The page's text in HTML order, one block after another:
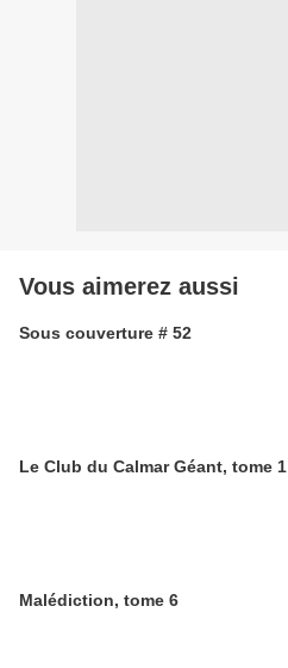
Vous aimerez aussi
Sous couverture # 52
Le Club du Calmar Géant, tome 1
Malédiction, tome 6